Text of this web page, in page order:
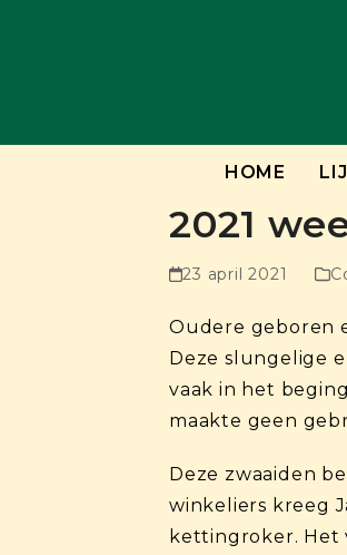
HOME
2021
23 april 2021
Oudere geboren
Deze slungelige
vaak in het
maakte geen
Deze zwaaiden
winkeliers kreeg
kettingroker. Het